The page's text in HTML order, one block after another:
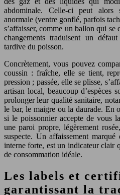
abdominale. Celle-ci peut alors
anormale (ventre gonflé, parfois
s’affaisser, comme un ballon qui se
changements traduisent un
tardive du poisson.
Concrètement, vous pouvez
coussin : fraîche, elle se tient,
pression ; passée, elle se plisse,
artisan local, beaucoup d’espèces
prolonger leur qualité sanitaire,
le bar, le maigre ou la daurade. En
si le poissonnier accepte de vous
une paroi propre, légèrement
suspecte. Un affaissement
interne forte, est un indicateur clair
de consommation idéale.
Les labels et
garantissant la